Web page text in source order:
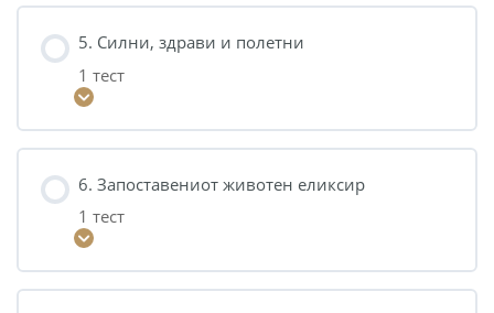
5. Силни, здрави и полетни
1 тест
6. Запоставениот животен еликсир
1 тест